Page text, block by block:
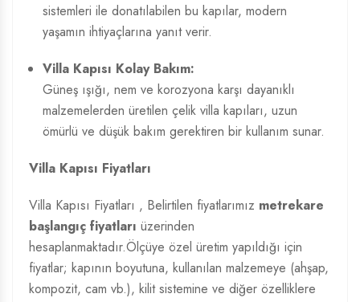
sistemleri ile donatılabilen bu kapılar, modern
yaşamın ihtiyaçlarına yanıt verir.
Villa Kapısı Kolay Bakım:
Güneş ışığı, nem ve korozyona karşı dayanıklı
malzemelerden üretilen çelik villa kapıları, uzun
ömürlü ve düşük bakım gerektiren bir kullanım sunar.
Villa Kapısı Fiyatları
Villa Kapısı Fiyatları , Belirtilen fiyatlarımız metrekare
başlangıç fiyatları üzerinden
hesaplanmaktadır.Ölçüye özel üretim yapıldığı için
fiyatlar; kapının boyutuna, kullanılan malzemeye (ahşap,
kompozit, cam vb.), kilit sistemine ve diğer özelliklere